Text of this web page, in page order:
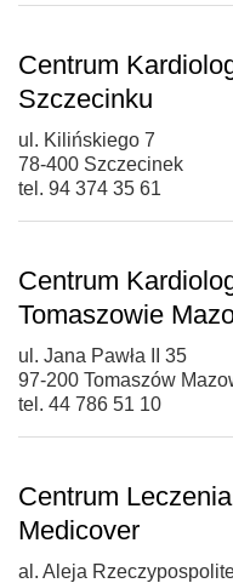
Centrum
Szczecinku
ul. Kilińskiego 7
78-400 Szczecinek
tel. 94 374 35 61
Centrum
Tomaszowie
ul. Jana Pawła II 35
97-200 Tomaszów
tel. 44 786 51 10
Centrum
Medicover
al. Aleja